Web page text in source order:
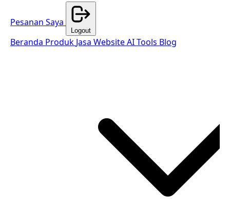
Pesanan Saya
Logout
Beranda Produk Jasa WebsiteAI Tools Blog